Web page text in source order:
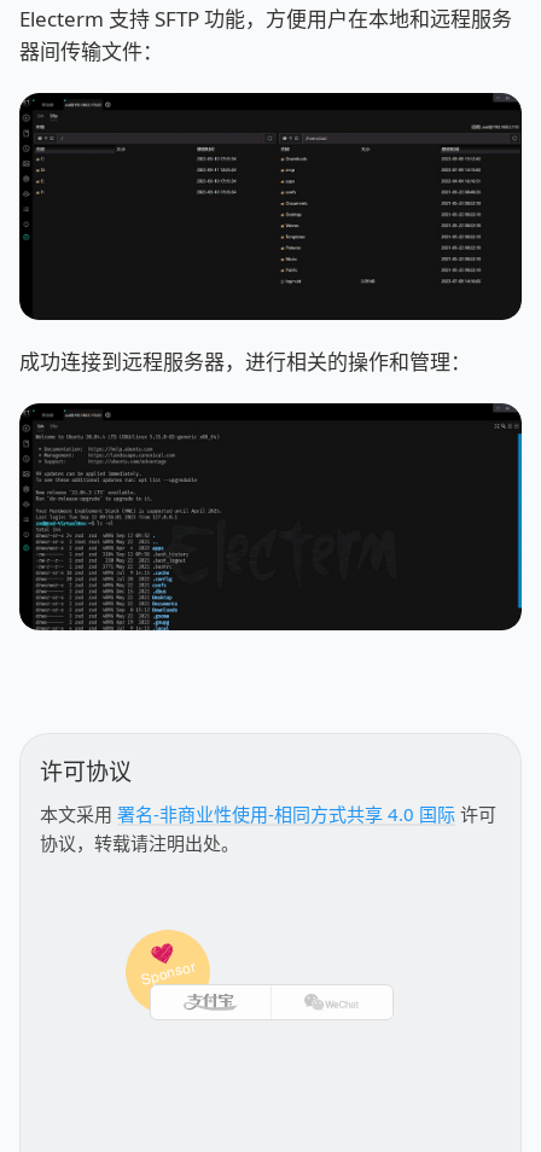
Electerm 支持 SFTP 功能，方便用户在本地和远程服务
器间传输文件：
成功连接到远程服务器，进行相关的操作和管理：
许可协议
本文采用 署名-非商业性使用-相同方式共享 4.0 国际 许可
协议，转载请注明出处。